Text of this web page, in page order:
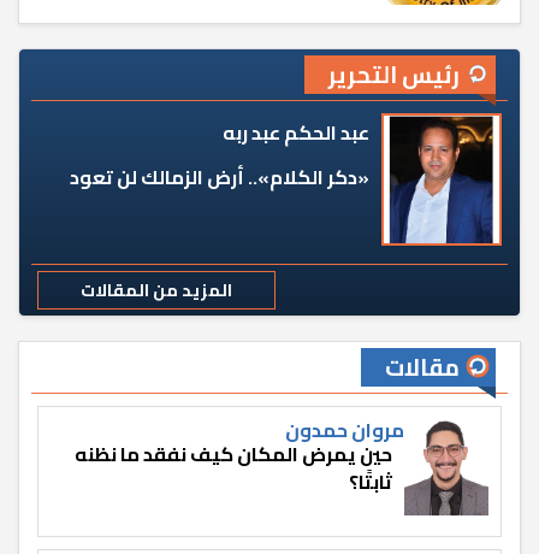
رئيس التحرير
عبد الحكم عبد ربه
«دكر الكلام».. أرض الزمالك لن تعود
المزيد من المقالات
مقالات
مروان حمدون
حين يمرض المكان كيف نفقد ما نظنه
ثابتًا؟